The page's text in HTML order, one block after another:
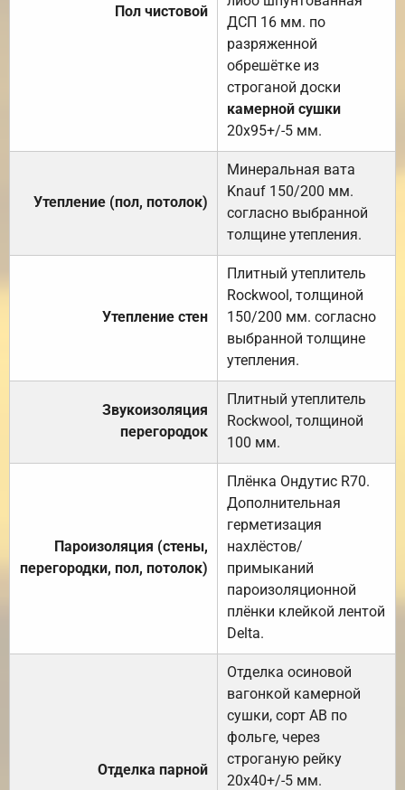
Пол чистовой
ДСП 16 мм. по
разряженной
обрешётке из
строганой доски
камерной сушки
20х95+/-5 мм.
Утепление (пол, потолок)
Минеральная вата
Knauf 150/200 мм.
согласно выбранной
толщине утепления.
Утепление стен
Плитный утеплитель
Rockwool, толщиной
150/200 мм. согласно
выбранной толщине
утепления.
Звукоизоляция
перегородок
Плитный утеплитель
Rockwool, толщиной
100 мм.
Пароизоляция (стены,
перегородки, пол, потолок)
Плёнка Ондутис R70.
Дополнительная
герметизация
нахлёстов/
примыканий
пароизоляционной
плёнки клейкой лентой
Delta.
Отделка парной
Отделка осиновой
вагонкой камерной
сушки, сорт АВ по
фольге, через
строганую рейку
20х40+/-5 мм.